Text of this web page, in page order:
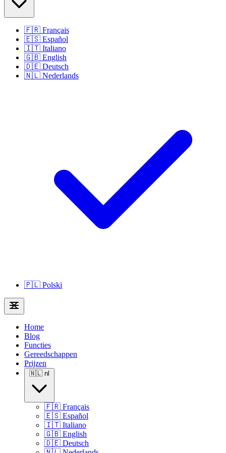
🇫🇷 Français
🇪🇸 Español
🇮🇹 Italiano
🇬🇧 English
🇩🇪 Deutsch
🇳🇱 Nederlands
🇵🇱 Polski
Home
Blog
Functies
Gereedschappen
Prijzen
🇳🇱 nl
🇫🇷 Français
🇪🇸 Español
🇮🇹 Italiano
🇬🇧 English
🇩🇪 Deutsch